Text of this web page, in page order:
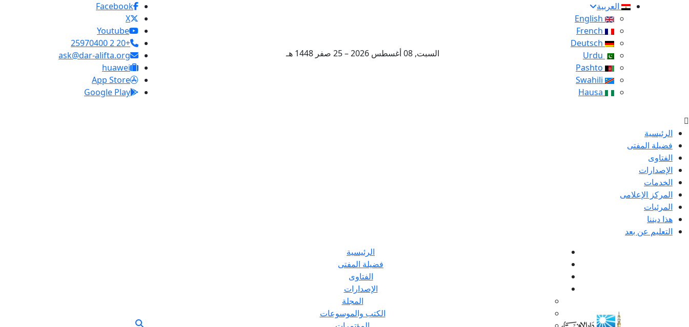
العربية
السبت, 08 أغسطس 2026 – 25 صفر 1448 هـ
Facebook
X
Youtube
+20 2 25970400
ask@dar-alifta.org
huawei
App Store
Google Play
الرئيسية
فضيلة المفتى
الفتاوى
الإصدارات
الخدمات
المركز الإعلامى
المرئيات
هذا ديننا
التعليم عن بعد
الرئيسية
فضيلة المفتى
الفتاوى
الإصدارات
المجلة
الكتب والموسوعات